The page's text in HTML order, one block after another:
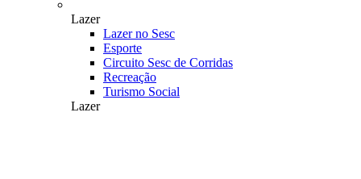
Lazer
Lazer no Sesc
Esporte
Circuito Sesc de Corridas
Recreação
Turismo Social
Lazer